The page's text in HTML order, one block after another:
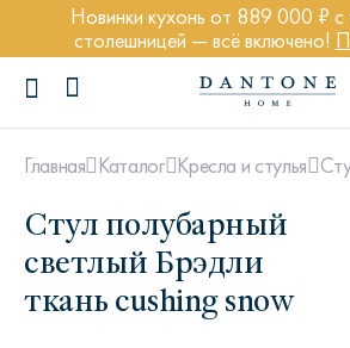
Новинки кухонь от 889 000 ₽ с
столешницей — всё включено!
ПОПУЛЯРНЫЕ ЗАПРОСЫ
Главная Каталог Кресла и стулья
Стул полубарный
светлый Брэдли
ткань cushing snow